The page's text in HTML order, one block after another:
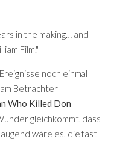
in the making… and
Film."
noch einmal
am Betrachter
Who Killed Don
gleichkommt, dass
wäre es, die fast